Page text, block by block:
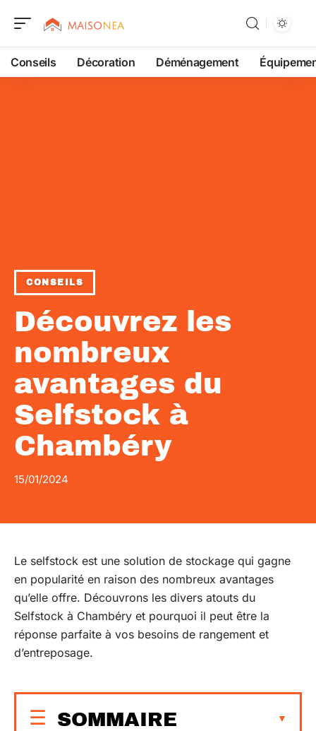
Conseils Décoration Déménagement
CONSEILS
Découvrez les
nombreux
avantages du
Selfstock à
Chambéry
15/01/2024
Le selfstock est une solution de stockage qui gagne
en popularité en raison des nombreux avantages
qu’elle offre. Découvrons les divers atouts du
Selfstock à Chambéry et pourquoi il peut être la
réponse parfaite à vos besoins de rangement et
d’entreposage.
SOMMAIRE